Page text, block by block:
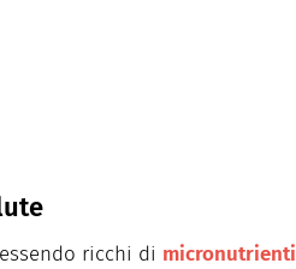
ricchi di micronutrienti